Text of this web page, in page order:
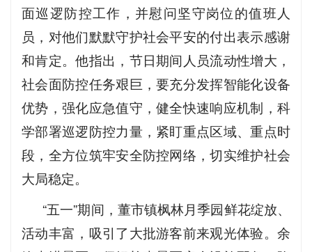
面巡逻防控工作，并慰问坚守岗位的值班人
员，对他们默默守护社会平安的付出表示感谢
和肯定。他指出，节日期间人员流动性增大，
社会面防控任务艰巨，要充分发挥智能化设备
优势，强化应急值守，健全快速响应机制，科
学部署巡逻防控力量，紧盯重点区域、重点时
段，全方位筑牢安全防控网络，切实维护社会
大局稳定。
“五一”期间，董市镇枫林月季园鲜花绽放、
活动丰富，吸引了大批游客前来观光体验。余